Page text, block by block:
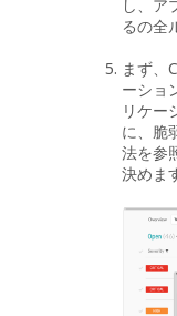
し、ア
るの全
まず、
ーショ
リケー
に、脆
法を参
決めま